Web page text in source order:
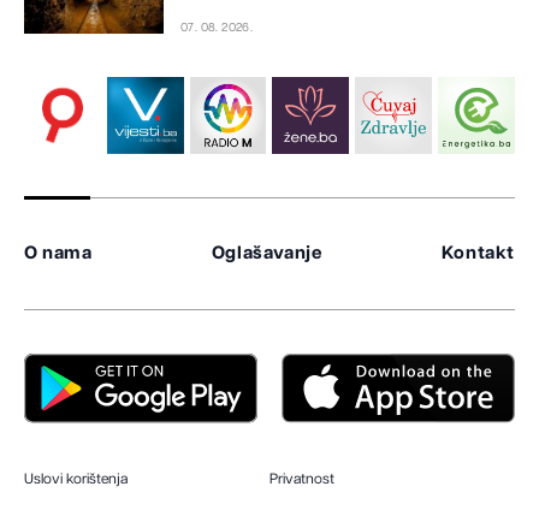
07. 08. 2026.
O nama Oglašavanje Kontakt
Uslovi korištenja Privatnost